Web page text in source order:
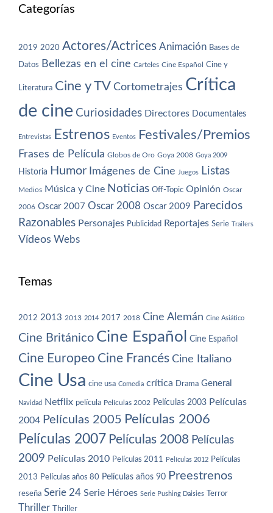
Categorías
2019 2020 Actores/Actrices Animación Bases de
Datos Bellezas en el cine Carteles Cine Español Cine y
Literatura Cine y TV Cortometrajes Crítica
de cine Curiosidades Directores Documentales
Entrevistas Estrenos Eventos Festivales/Premios
Frases de Película Globos de Oro Goya 2008 Goya 2009
Historia Humor Imágenes de Cine Juegos Listas
Medios Música y Cine Noticias Off-Topic Opinión Oscar
2006 Oscar 2007 Oscar 2008 Oscar 2009 Parecidos
Razonables Personajes Publicidad Reportajes Serie Trailers
Vídeos Webs
Temas
2012 2013 2013 2014 2017 2018 Cine Alemán Cine Asiático
Cine Británico Cine Español Cine Español
Cine Europeo Cine Francés Cine Italiano
Cine Usa cine usa Comedia crítica Drama General
Navidad Netflix película Películas 2002 Películas 2003 Películas
2004 Películas 2005 Películas 2006
Películas 2007 Películas 2008 Películas
2009 Películas 2010 Películas 2011 Películas 2012 Películas
2013 Películas años 80 Películas años 90 Preestrenos
reseña Serie 24 Serie Héroes Serie Pushing Daisies Terror
Thriller Thriller